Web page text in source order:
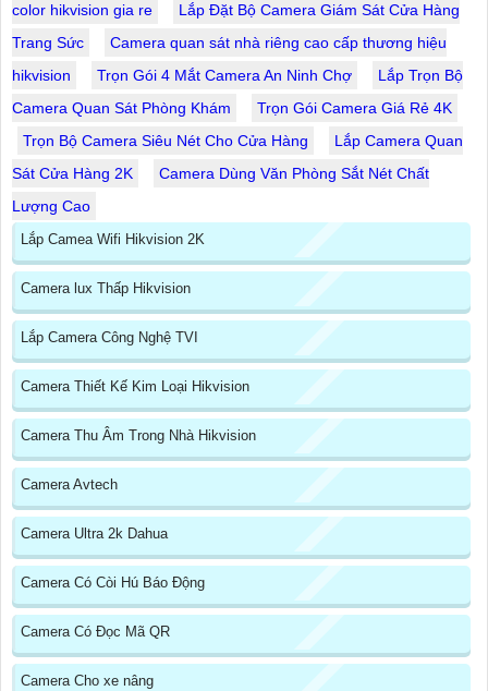
color hikvision gia re
Lắp Đặt Bộ Camera Giám Sát Cửa Hàng
Trang Sức
Camera quan sát nhà riêng cao cấp thương hiệu
hikvision
Trọn Gói 4 Mắt Camera An Ninh Chợ
Lắp Trọn Bộ
Camera Quan Sát Phòng Khám
Trọn Gói Camera Giá Rẻ 4K
Trọn Bộ Camera Siêu Nét Cho Cửa Hàng
Lắp Camera Quan
Sát Cửa Hàng 2K
Camera Dùng Văn Phòng Sắt Nét Chất
Lượng Cao
Lắp Camea Wifi Hikvision 2K
Camera lux Thấp Hikvision
Lắp Camera Công Nghệ TVI
Camera Thiết Kế Kim Loại Hikvision
Camera Thu Âm Trong Nhà Hikvision
Camera Avtech
Camera Ultra 2k Dahua
Camera Có Còi Hú Báo Động
Camera Có Đọc Mã QR
Camera Cho xe nâng